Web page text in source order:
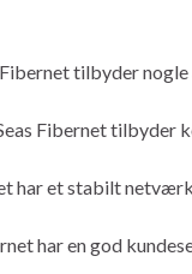
tilbyder
Fibernet tilbyder
har et stabilt
har en god